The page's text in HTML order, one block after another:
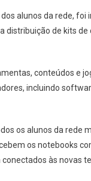
alunos da rede, foi
distribuição de kits
conteúdos e
incluindo
os alunos da rede
os notebooks
às novas